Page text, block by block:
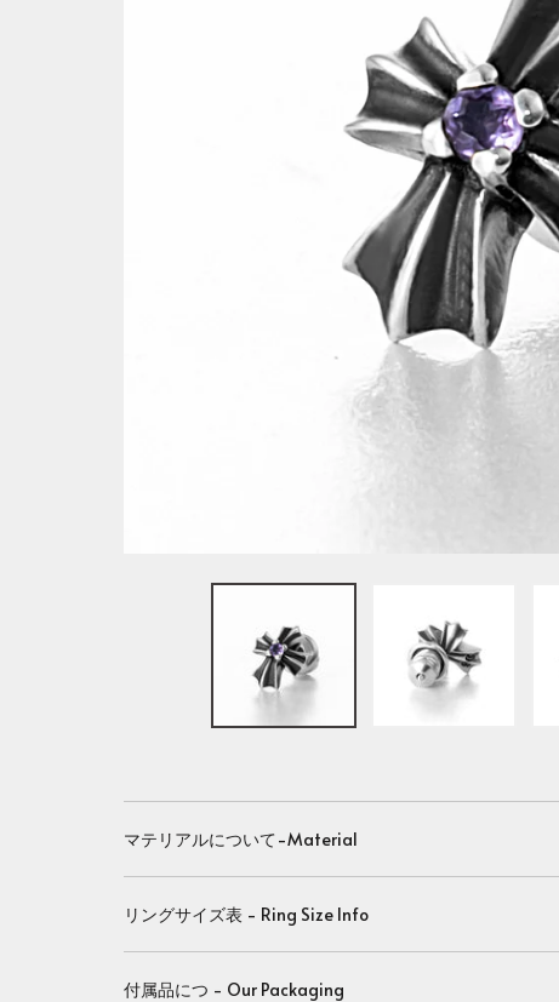
マテリアルについて-Material
リングサイズ表 - Ring Size Info
付属品につ - Our Packaging